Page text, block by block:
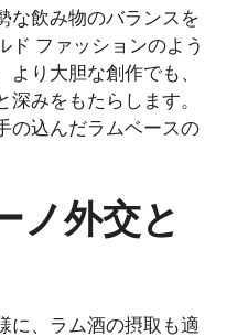
な飲み物のバランスを
ド ファッションのよう
り大胆な創作でも、
みをもたらします。
の込んだラムベースの
ノ外交と
に、ラム酒の摂取も適